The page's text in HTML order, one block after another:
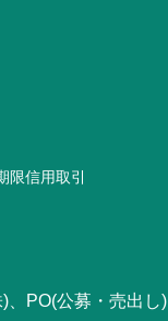
限信用取引
)、PO(公募・売出し)